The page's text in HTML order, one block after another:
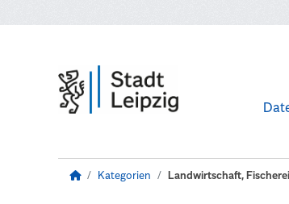
Kategorien Landwirtschaft,